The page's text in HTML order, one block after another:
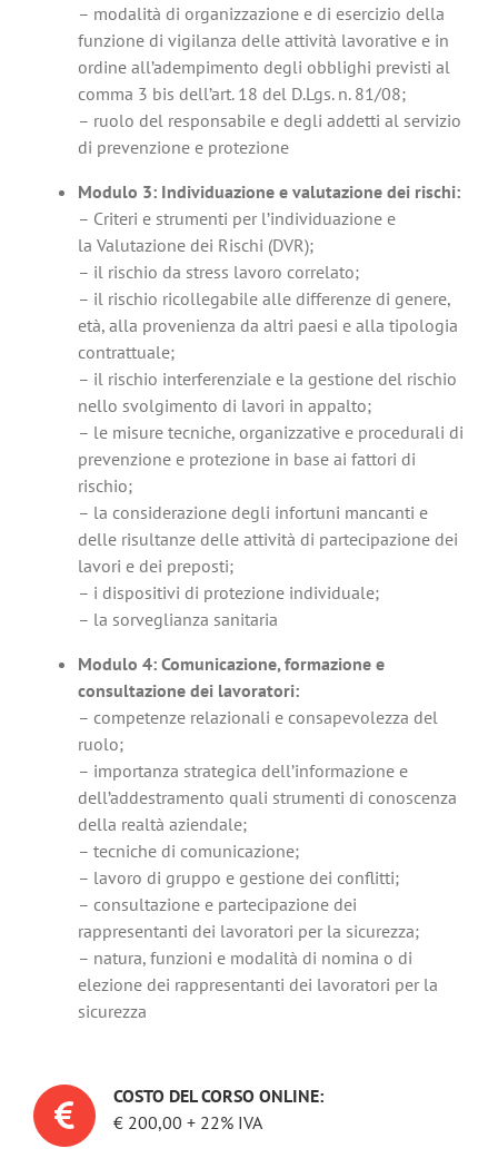
– modalità di organizzazione e di esercizio della
funzione di vigilanza delle attività lavorative e in
ordine all’adempimento degli obblighi previsti al
comma 3 bis dell’art. 18 del D.Lgs. n. 81/08;
– ruolo del responsabile e degli addetti al servizio
di prevenzione e protezione
Modulo 3: Individuazione e valutazione dei rischi:
– Criteri e strumenti per l’individuazione e
la Valutazione dei Rischi (DVR);
– il rischio da stress lavoro correlato;
– il rischio ricollegabile alle differenze di genere,
età, alla provenienza da altri paesi e alla tipologia
contrattuale;
– il rischio interferenziale e la gestione del rischio
nello svolgimento di lavori in appalto;
– le misure tecniche, organizzative e procedurali di
prevenzione e protezione in base ai fattori di
rischio;
– la considerazione degli infortuni mancanti e
delle risultanze delle attività di partecipazione dei
lavori e dei preposti;
– i dispositivi di protezione individuale;
– la sorveglianza sanitaria
Modulo 4: Comunicazione, formazione e
consultazione dei lavoratori:
– competenze relazionali e consapevolezza del
ruolo;
– importanza strategica dell’informazione e
dell’addestramento quali strumenti di conoscenza
della realtà aziendale;
– tecniche di comunicazione;
– lavoro di gruppo e gestione dei conflitti;
– consultazione e partecipazione dei
rappresentanti dei lavoratori per la sicurezza;
– natura, funzioni e modalità di nomina o di
elezione dei rappresentanti dei lavoratori per la
sicurezza
COSTO DEL CORSO ONLINE:
€ 200,00 + 22% IVA